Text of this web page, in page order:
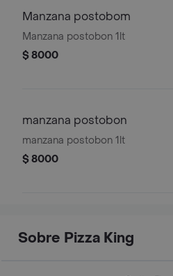
Manzana postobom
Manzana postobon 1lt
$ 8000
manzana postobon
manzana postobon 1lt
$ 8000
Sobre Pizza King